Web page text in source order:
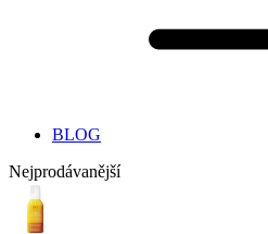
BLOG
Nejprodávanější